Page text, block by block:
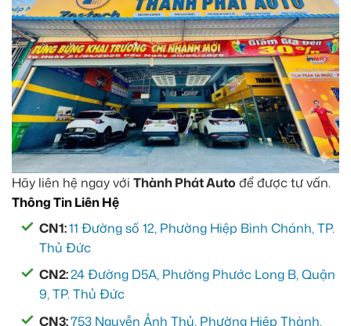
Hãy liên hệ ngay với Thành Phát Auto để được tư vấn.
Thông Tin Liên Hệ
CN1:11 Đường số 12, Phường Hiệp Bình Chánh, TP.
Thủ Đức
CN2:24 Đường D5A, Phường Phước Long B, Quận
9, TP. Thủ Đức
CN3:753 Nguyễn Ảnh Thủ, Phường Hiệp Thành,